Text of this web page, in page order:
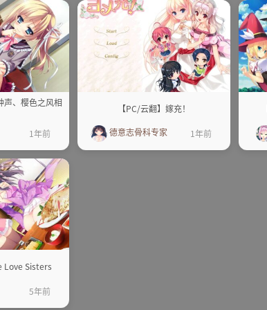
声、樱色之风相
1年前
【PC/云翻】嫁充！
德意志骨科专家 1年前
Love Sisters
5年前